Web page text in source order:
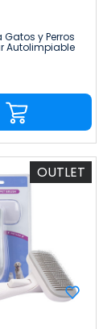
y Perros
Autolimpiable
con Botón de
OUTLET